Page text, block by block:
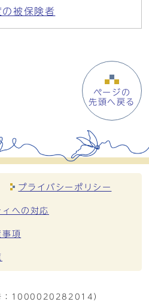
被保険者
ページの
先頭へ戻る
プライバシーポリシー
への対応
事項
1000020282014）